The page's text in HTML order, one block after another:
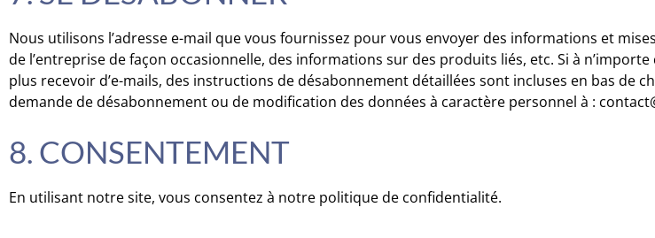
Nous utilisons l’adresse e-mail que vous fournissez pour vous envoyer des informations et
de l’entreprise de façon occasionnelle, des informations sur des produits liés, etc. Si à
plus recevoir d’e-mails, des instructions de désabonnement détaillées sont incluses en bas de
demande de désabonnement ou de modification des données à caractère personnel à :
8. CONSENTEMENT
En utilisant notre site, vous consentez à notre politique de confidentialité.